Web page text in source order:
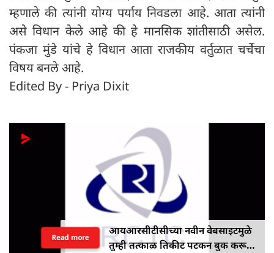
म्हणाले की त्यांनी योग्य पर्याय निवडला आहे. आता त्यांनी
असे विधान केले आहे की हे मानसिक शांतीसाठी असेल.
पंकजा मुंडे यांचे हे विधान आता राजकीय वर्तुळात चर्चेचा
विषय बनले आहे.
Edited By - Priya Dixit
आयआरसीटीसीच्या नवीन वेबसाइटमुळे
तुम्ही तत्काळ तिकीट पटकन बुक करू
Read more